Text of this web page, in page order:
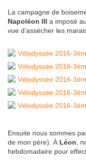
La campagne de
Napoléon III a imposé
vue d’assécher les
Ensuite nous sommes
de mon père). À Léon ,
hebdomadaire pour